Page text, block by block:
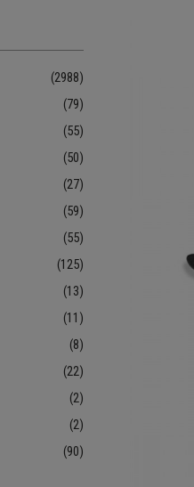
(2988)
(79)
(55)
(50)
(27)
(59)
(55)
(125)
(13)
(11)
(8)
(22)
(2)
(2)
(90)